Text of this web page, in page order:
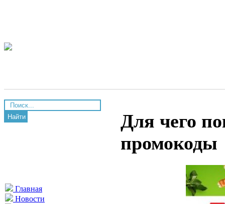
Найти
Главная
Новости
Для чего
промокоды